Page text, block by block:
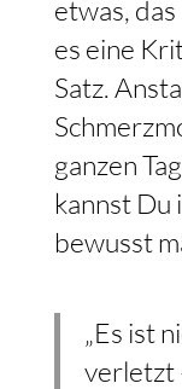
etwas,
es eine
Satz.
ganzen
kannst Du
bewusst
„Es ist
verletzt